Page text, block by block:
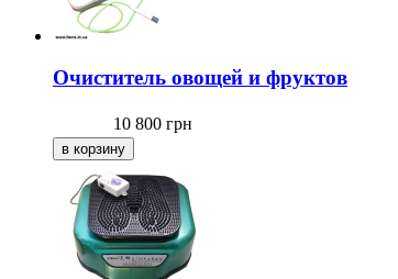
Очиститель овощей и фруктов
10 800 грн